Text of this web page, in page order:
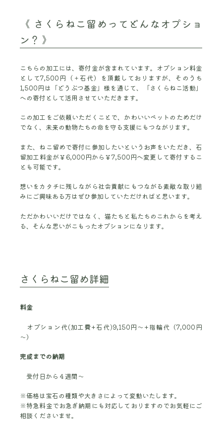
《 さくらねこ留めってどんなオプショ
ン？ 》
こちらの加工には、寄付金が含まれています。オプション料金
として7,500円（＋石代）を頂戴しておりますが、そのうち
1,500円は「どうぶつ基金」様を通じて、「さくらねこ活動」
への寄付として活用させていただきます。
この加工をご依頼いただくことで、かわいいペットのためだけ
でなく、未来の動物たちの命を守る支援にもつながります。
また、ねこ留めで寄付に参加したいというお声をいただき、石
留加工料金が￥6,000円から￥7,500円へ変更して寄付するこ
とも可能です。
想いをカタチに残しながら社会貢献にもつながる素敵な取り組
みにご興味ある方はぜひ参加していただければと思います。
ただかわいいだけではなく、猫たちと私たちのこれからを考え
る、そんな思いがこもったオプションになります。
さくらねこ留め詳細
料金
オプション代(加工費+石代)9,150円～+指輪代（7,000円
～）
完成までの納期
受付日から４週間～
※価格は宝石の種類や大きさによって変動いたします。
※特急料金でお急ぎ納期にも対応しておりますのでお気軽にご
相談くださいませ。